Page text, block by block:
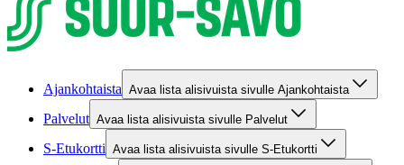
Ajankohtaista Avaa lista alisivuista sivulle Ajankohtaista
Palvelut Avaa lista alisivuista sivulle Palvelut
S-Etukortti Avaa lista alisivuista sivulle S-Etukortti